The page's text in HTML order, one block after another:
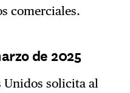
comerciales.
de 2025
Unidos solicita al